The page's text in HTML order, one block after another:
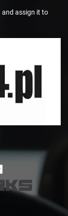
and assign it to